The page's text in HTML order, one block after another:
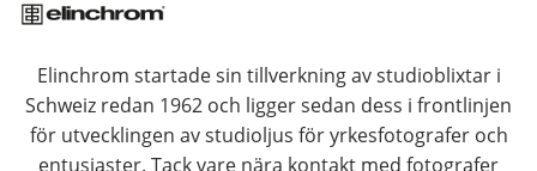
Elinchrom startade sin tillverkning av studioblixtar i
Schweiz redan 1962 och ligger sedan dess i frontlinjen
för utvecklingen av studioljus för yrkesfotografer och
entusiaster. Tack vare nära kontakt med fotografer